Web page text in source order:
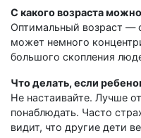
С какого возраста
Оптимальный возраст —
может немного
большого скопления
Что делать, если
Не настаивайте. Лучше
понаблюдать. Часто
видит, что другие дети